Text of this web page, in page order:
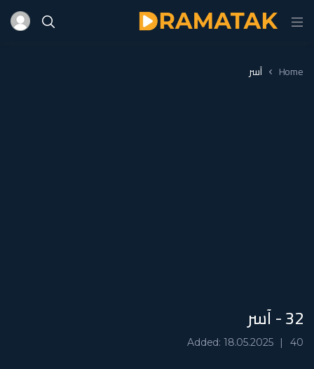
Home آسر
32 - آسر
40
Added: 18.05.2025